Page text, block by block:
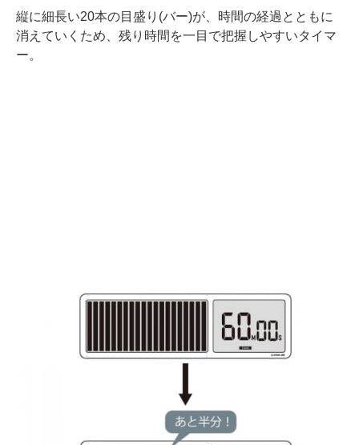
縦に細長い20本の目盛り(バー)が、時間の経過とともに
消えていくため、残り時間を一目で把握しやすいタイマ
ー。